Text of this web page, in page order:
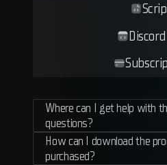
Where can I get help with
questions?
How can I download the
purchased?